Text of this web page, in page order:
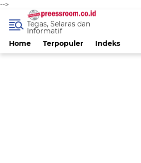
-->
Home Terpopuler Indeks
Tegas, Selaras dan
Informatif